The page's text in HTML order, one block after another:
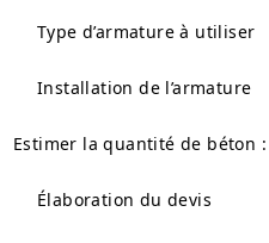
Type d’armature à utiliser
Installation de l’armature
Estimer la quantité de béton
Élaboration du devis